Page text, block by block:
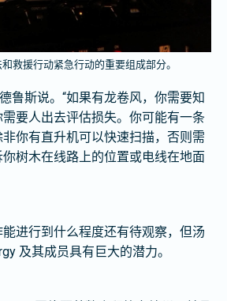
救援行动紧急行动的重要组成部分。
鲁斯说。“如果有龙卷风，你需要知
要人出去评估损失。你可能有一条
你有直升机可以快速扫描，否则需
树木在线路上的位置或电线在地面
进行到什么程度还有待观察，但汤
及其成员具有巨大的潜力。